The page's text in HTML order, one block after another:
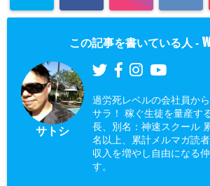
この記事を書いている人 -
サトシ
過労死レベルの会社員か
サラ！ 稼ぐ生徒を量産す
長、別名：神速スクール
名以上、累計メルマガ読
収入を増やし自由になる
す。